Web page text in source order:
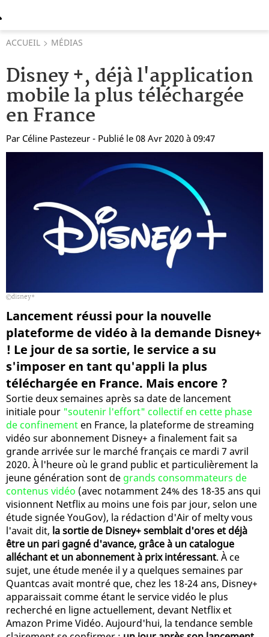
ACCUEIL MÉDIAS
Disney +, déjà l'application
mobile la plus téléchargée
en France
Par Céline Pastezeur - Publié le 08 Avr 2020 à 09:47
disney+
Lancement réussi pour la nouvelle
plateforme de vidéo à la demande Disney+
! Le jour de sa sortie, le service a su
s'imposer en tant qu'appli la plus
téléchargée en France. Mais encore ?
Sortie deux semaines après sa date de lancement
initiale pour "soutenir l'effort" collectif en cette phase
de confinement en France, la plateforme de streaming
vidéo sur abonnement Disney+ a finalement fait sa
grande arrivée sur le marché français ce mardi 7 avril
2020. À l'heure où le grand public et particulièrement la
jeune génération sont de grands consommateurs de
contenus vidéo (avec notamment 24% des 18-35 ans qui
visionnent Netflix au moins une fois par jour, selon une
étude signée YouGov), la rédaction d'Air of melty vous
l'avait dit, la sortie de Disney+ semblait d'ores et déjà
être un pari gagné d'avance, grâce à un catalogue
alléchant et un abonnement à prix intéressant. À ce
sujet, une étude menée il y a quelques semaines par
Quantcas avait montré que, chez les 18-24 ans, Disney+
apparaissait comme étant le service vidéo le plus
recherché en ligne actuellement, devant Netflix et
Amazon Prime Vidéo. Aujourd'hui, la tendance semble